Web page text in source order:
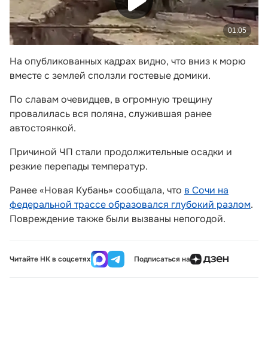
На опубликованных кадрах видно, что вниз к морю
вместе с землей сползли гостевые домики.
По славам очевидцев, в огромную трещину
провалилась вся поляна, служившая ранее
автостоянкой.
Причиной ЧП стали продолжительные осадки и
резкие перепады температур.
Ранее «Новая Кубань» сообщала, что в Сочи на
федеральной трассе образовался глубокий разлом.
Повреждение также были вызваны непогодой.
Читайте НК в соцсетях Подписаться на